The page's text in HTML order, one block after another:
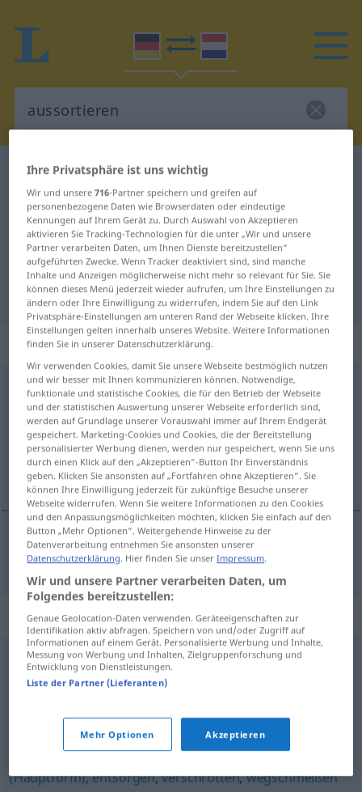
Deutsch-Niederländisch Wörterbuch
Deutsch-Niederländisch
Übersetzung für "aussortieren"
"aussortieren" Niederländisch
Übersetzung
„aussortieren“
aussortieren
Übersicht aller Übersetzungen
(Für mehr Details die Übersetzung anklicken/antippen)
uitsorteren
uitsorteren aussortieren
Synonyme für "aussortieren"
sortieren (Hauptform),einsortieren
wegtun (ugs.),loswerden (ugs.),wegwerfen
(Hauptform),entsorgen,verschrotten,wegschmeißen
Ihre Privatsphäre ist uns wichtig
Wir und unsere716-Partner speichern und greifen auf
personenbezogene Daten wie Browserdaten oder eindeutige
Kennungen auf Ihrem Gerät zu. Durch Auswahl von Akzeptieren
aktivieren Sie Tracking-Technologien für die unter „Wir und unsere
Partner verarbeiten Daten, um Ihnen Dienste bereitzustellen“
aufgeführten Zwecke. Wenn Tracker deaktiviert sind, sind manche
Inhalte und Anzeigen möglicherweise nicht mehr so relevant für Sie. Sie
können dieses Menü jederzeit wieder aufrufen, um Ihre Einstellungen zu
ändern oder Ihre Einwilligung zu widerrufen, indem Sie auf den Link
Privatsphäre-Einstellungen am unteren Rand der Webseite klicken. Ihre
Einstellungen gelten innerhalb unseres Website. Weitere Informationen
finden Sie in unserer Datenschutzerklärung.
Wir verwenden Cookies, damit Sie unsere Webseite bestmöglich nutzen
und wir besser mit Ihnen kommunizieren können. Notwendige,
funktionale und statistische Cookies, die für den Betrieb der Webseite
und der statistischen Auswertung unserer Webseite erforderlich sind,
werden auf Grundlage unserer Vorauswahl immer auf Ihrem Endgerät
gespeichert. Marketing-Cookies und Cookies, die der Bereitstellung
personalisierter Werbung dienen, werden nur gespeichert, wenn Sie uns
durch einen Klick auf den „Akzeptieren“-Button Ihr Einverständnis
geben. Klicken Sie ansonsten auf „Fortfahren ohne Akzeptieren“. Sie
können Ihre Einwilligung jederzeit für zukünftige Besuche unserer
Webseite widerrufen. Wenn Sie weitere Informationen zu den Cookies
und den Anpassungsmöglichkeiten möchten, klicken Sie einfach auf den
Button „Mehr Optionen“. Weitergehende Hinweise zu der
Datenverarbeitung entnehmen Sie ansonsten unserer
Datenschutzerklärung. Hier finden Sie unserImpressum.
Wir und unsere Partner verarbeiten Daten, um
Folgendes bereitzustellen:
Genaue Geolocation-Daten verwenden. Geräteeigenschaften zur
Identifikation aktiv abfragen. Speichern von und/oder Zugriff auf
Informationen auf einem Gerät. Personalisierte Werbung und Inhalte,
Messung von Werbung und Inhalten, Zielgruppenforschung und
Entwicklung von Dienstleistungen.
Liste der Partner (Lieferanten)
Mehr Optionen Akzeptieren